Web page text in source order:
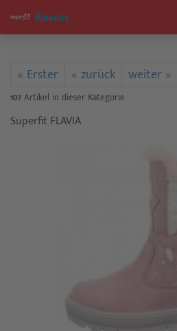
« Erster « zurück weiter »
107Artikel in dieser Kategorie
Superfit FLAVIA